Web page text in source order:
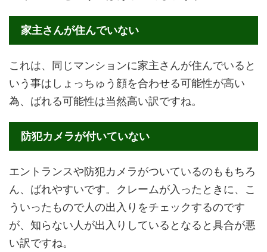
家主さんが住んでいない
これは、同じマンションに家主さんが住んでいると
いう事はしょっちゅう顔を合わせる可能性が高い
為、ばれる可能性は当然高い訳ですね。
防犯カメラが付いていない
エントランスや防犯カメラがついているのももちろ
ん、ばれやすいです。クレームが入ったときに、こ
ういったもので人の出入りをチェックするのです
が、知らない人が出入りしているとなると具合が悪
い訳ですね。